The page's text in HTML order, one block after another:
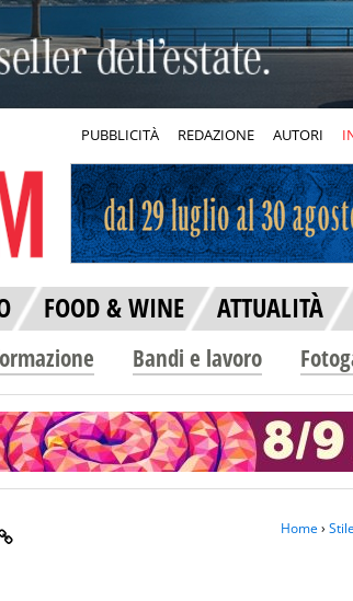
PUBBLICITÀ REDAZIONE AUTORI
FOOD & WINE ATTUALITÀ
Bandi e lavoro
Home›